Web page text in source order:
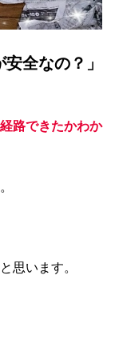
安全なの？」
路できたかわか
思います。